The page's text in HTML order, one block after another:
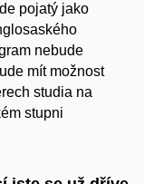
pojatý jako
nebude
mít možnost
studia na
stupni